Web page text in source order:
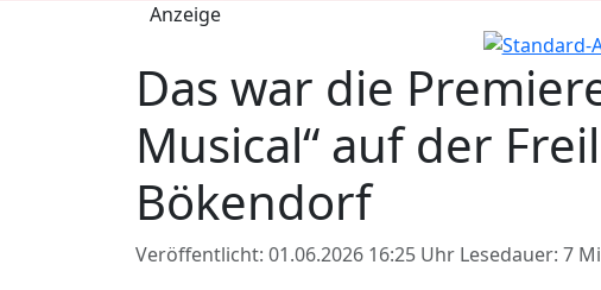
Anzeige
Das war die
Musical“ auf der
Bökendorf
Veröffentlicht: 01.06.2026 16:25 Uhr Lesedauer: 7